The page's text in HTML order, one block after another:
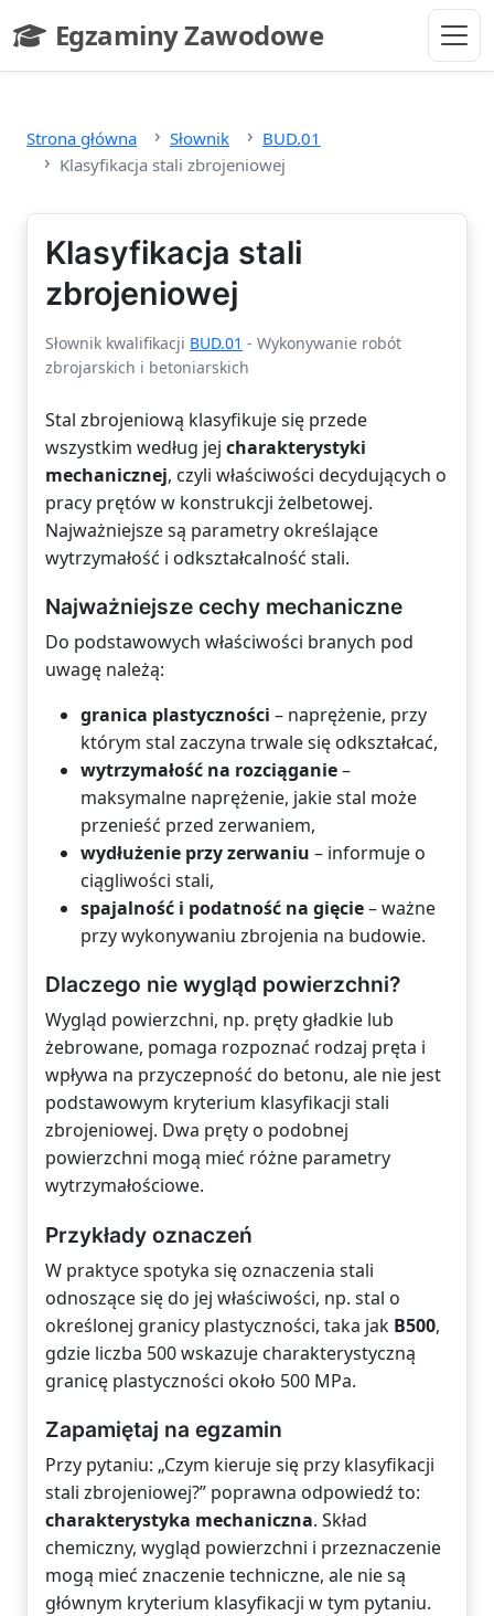
Egzaminy Zawodowe
- strona główna
Strona główna Słownik
BUD.01
Klasyfikacja stali zbrojeniowej
Klasyfikacja stali
zbrojeniowej
Słownik kwalifikacji BUD.01 - Wykonywanie robót
zbrojarskich i betoniarskich
Stal zbrojeniową klasyfikuje się przede
wszystkim według jej charakterystyki
mechanicznej, czyli właściwości decydujących o
pracy prętów w konstrukcji żelbetowej.
Najważniejsze są parametry określające
wytrzymałość i odkształcalność stali.
Najważniejsze cechy mechaniczne
Do podstawowych właściwości branych pod
uwagę należą:
granica plastyczności – naprężenie, przy
którym stal zaczyna trwale się odkształcać,
wytrzymałość na rozciąganie–
maksymalne naprężenie, jakie stal może
przenieść przed zerwaniem,
wydłużenie przy zerwaniu – informuje o
ciągliwości stali,
spajalność i podatność na gięcie– ważne
przy wykonywaniu zbrojenia na budowie.
Dlaczego nie wygląd powierzchni?
Wygląd powierzchni, np. pręty gładkie lub
żebrowane, pomaga rozpoznać rodzaj pręta i
wpływa na przyczepność do betonu, ale nie jest
podstawowym kryterium klasyfikacji stali
zbrojeniowej. Dwa pręty o podobnej
powierzchni mogą mieć różne parametry
wytrzymałościowe.
Przykłady oznaczeń
W praktyce spotyka się oznaczenia stali
odnoszące się do jej właściwości, np. stal o
określonej granicy plastyczności, taka jak B500,
gdzie liczba 500 wskazuje charakterystyczną
granicę plastyczności około 500 MPa.
Zapamiętaj na egzamin
Przy pytaniu: „Czym kieruje się przy klasyfikacji
stali zbrojeniowej?” poprawna odpowiedź to:
charakterystyka mechaniczna. Skład
chemiczny, wygląd powierzchni i przeznaczenie
mogą mieć znaczenie techniczne, ale nie są
głównym kryterium klasyfikacji w tym pytaniu.